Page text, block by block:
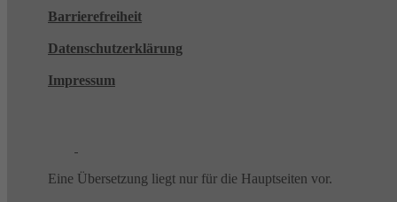
Barrierefreiheit
Datenschutzerklärung
Impressum
Eine Übersetzung liegt nur für die Hauptseiten vor.